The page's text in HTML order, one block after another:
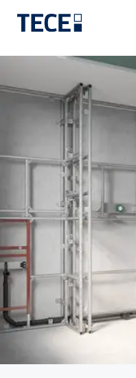
Skip to main content